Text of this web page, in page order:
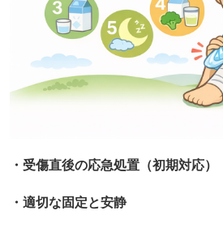
・受傷直後の応急処置（初期対応）
・適切な固定と安静